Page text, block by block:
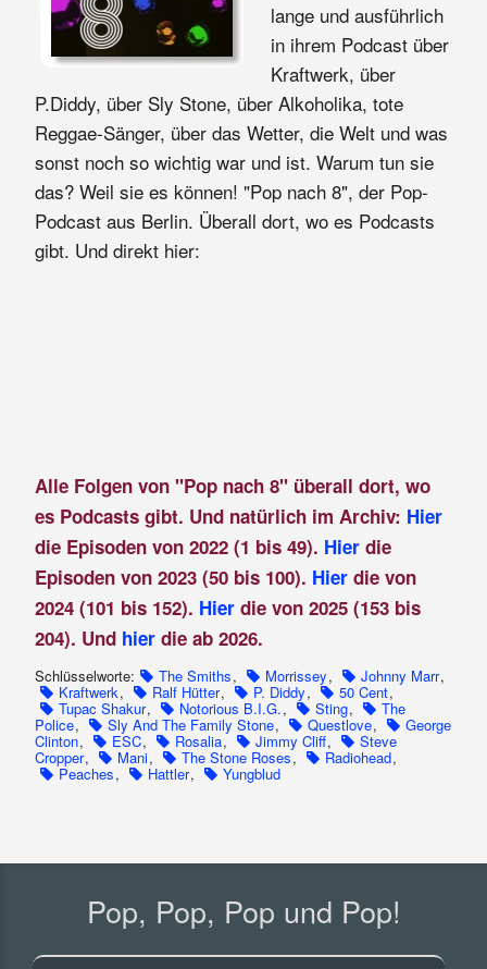
lange und ausführlich
in ihrem Podcast über
Kraftwerk, über
P.Diddy, über Sly Stone, über Alkoholika, tote
Reggae-Sänger, über das Wetter, die Welt und was
sonst noch so wichtig war und ist. Warum tun sie
das? Weil sie es können! "Pop nach 8", der Pop-
Podcast aus Berlin. Überall dort, wo es Podcasts
gibt. Und direkt hier:
Alle Folgen von "Pop nach 8" überall dort, wo
es Podcasts gibt. Und natürlich im Archiv: Hier
die Episoden von 2022 (1 bis 49). Hierdie
Episoden von 2023 (50 bis 100). Hier die von
2024 (101 bis 152). Hier die von 2025 (153 bis
204). Und hier die ab 2026.
Schlüsselworte: The Smiths, Morrissey, Johnny Marr,
Kraftwerk, Ralf Hütter, P. Diddy, 50 Cent,
Tupac Shakur, Notorious B.I.G., Sting, The
Police, Sly And The Family Stone, Questlove, George
Clinton, ESC, Rosalia, Jimmy Cliff, Steve
Cropper, Mani, The Stone Roses, Radiohead,
Peaches, Hattler, Yungblud
Pop, Pop, Pop und Pop!